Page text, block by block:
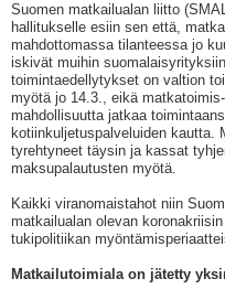
Suomen matkailualan liitto
hallitukselle esiin sen että,
mahdottomassa tilanteessa jo
iskivät muihin
toimintaedellytykset on valtion
myötä jo 14.3., eikä
mahdollisuutta jatkaa
kotiinkuljetuspalveluiden kautta.
tyrehtyneet täysin ja kassat
maksupalautusten myötä.
Kaikki viranomaistahot niin
matkailualan olevan
tukipolitiikan
Matkailutoimiala on jätetty